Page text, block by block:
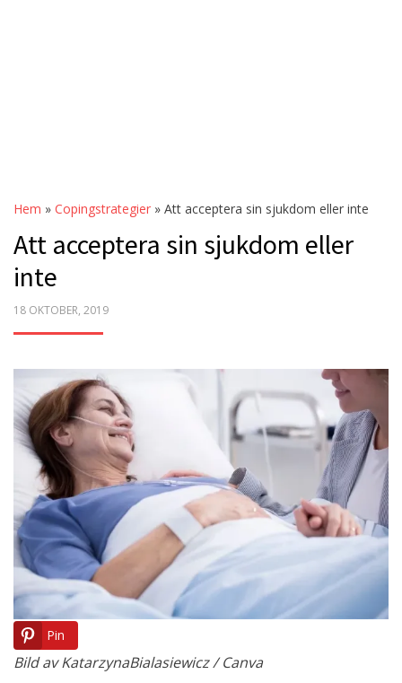
Hem » Copingstrategier » Att acceptera sin sjukdom eller inte
Att acceptera sin sjukdom eller
inte
POSTED
18 OKTOBER, 2019
Pin
Bild av KatarzynaBialasiewicz / Canva